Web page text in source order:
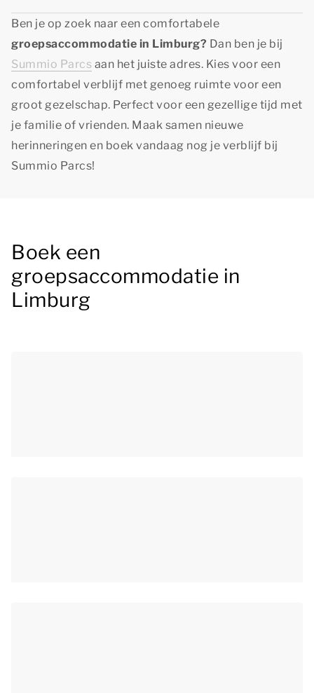
Ben je op zoek naar een comfortabele
groepsaccommodatie in Limburg? Dan ben je bij
Summio Parcs aan het juiste adres. Kies voor een
comfortabel verblijf met genoeg ruimte voor een
groot gezelschap. Perfect voor een gezellige tijd met
je familie of vrienden. Maak samen nieuwe
herinneringen en boek vandaag nog je verblijf bij
Summio Parcs!
Boek een
groepsaccommodatie in
Limburg